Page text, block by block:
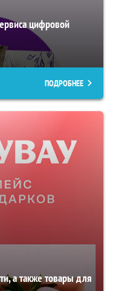
цифровой
ПОДРОБНЕЕ
а также товары для